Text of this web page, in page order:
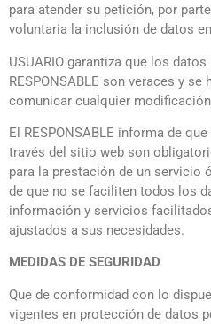
para atender su petición, por
voluntaria la inclusión de datos
USUARIO garantiza que los
RESPONSABLE son veraces y se
comunicar cualquier
El RESPONSABLE informa de
través del sitio web son
para la prestación de un servicio
de que no se faciliten todos los
información y servicios
ajustados a sus necesidades.
MEDIDAS DE SEGURIDAD
Que de conformidad con lo
vigentes en protección de datos